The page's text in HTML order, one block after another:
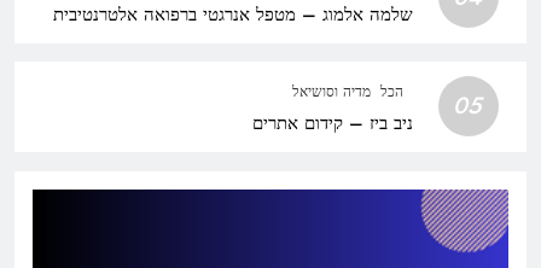
שלמה אלמוג – מטפל אנרגטי ברפואה אלטרנטיבית
05 הכל מדיה וסושיאל
ניב ביז – קידום אתרים